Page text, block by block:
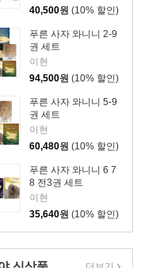
40,500원 (10% 할인)
푸른 사자 와니니 2-9
권 세트
이현
94,500원 (10% 할인)
푸른 사자 와니니 5-9
권 세트
이현
60,480원 (10% 할인)
푸른 사자 와니니 6 7
8 전3권 세트
이현
35,640원 (10% 할인)